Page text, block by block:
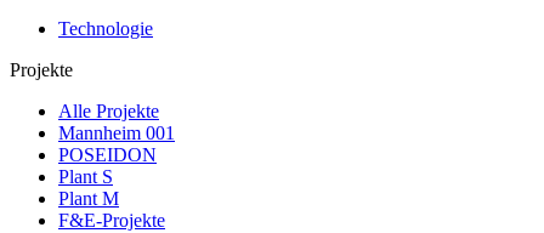
Technologie
Projekte
Alle Projekte
Mannheim 001
POSEIDON
Plant S
Plant M
F&E-Projekte